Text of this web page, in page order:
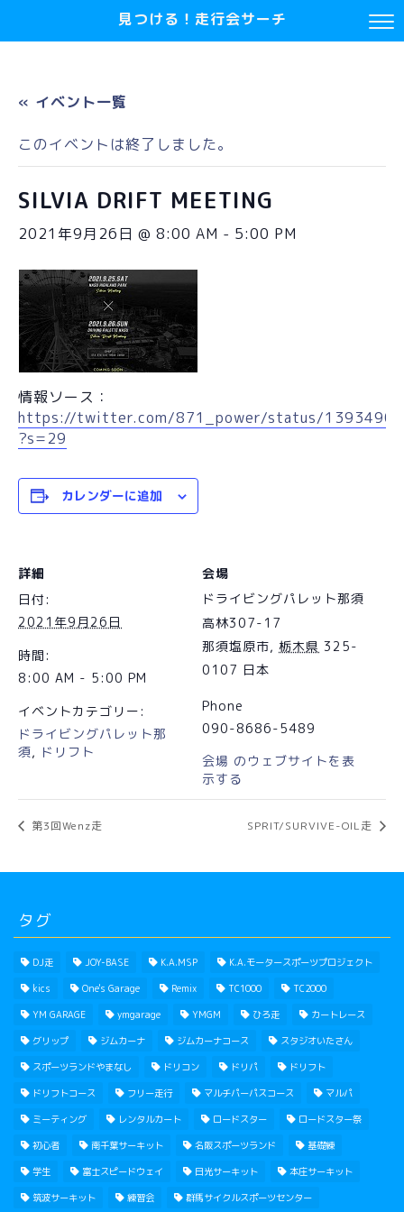
見つける！走行会サーチ
« イベント一覧
このイベントは終了しました。
SILVIA DRIFT MEETING
2021年9月26日 @ 8:00 AM - 5:00 PM
情報ソース：
https://twitter.com/871_power/status/
?s=29
カレンダーに追加
詳細
日付:
2021年9月26日
時間:
8:00 AM - 5:00 PM
イベントカテゴリー:
ドライビングパレット那
須, ドリフト
会場
ドライビングパレット那須
高林307-17
那須塩原市, 栃木県 325-
0107 日本
Phone
090-8686-5489
会場 のウェブサイトを表
示する
第3回Wenz走 SPRIT/SURVIVE-OIL走
タグ
DJ走 JOY-BASE K.A.MSP K.A.モータースポーツプロジェクト
kics One's Garage Remix TC1000 TC2000
YM GARAGE ymgarage YMGM ひろ走 カートレース
グリップ ジムカーナ ジムカーナコース スタジオいたさん
スポーツランドやまなし ドリコン ドリパ ドリフト
ドリフトコース フリー走行 マルチパーパスコース マルパ
ミーティング レンタルカート ロードスター ロードスター祭
初心者 南千葉サーキット 名阪スポーツランド 基礎練
学生 富士スピードウェイ 日光サーキット 本庄サーキット
筑波サーキット 練習会 群馬サイクルスポーツセンター